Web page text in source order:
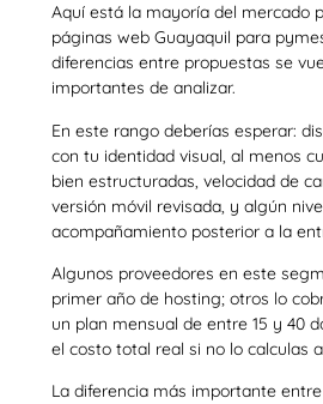
Aquí está la mayoría del mercado
páginas web Guayaquil para
diferencias entre propuestas se
importantes de analizar.
En este rango deberías esperar:
con tu identidad visual, al menos
bien estructuradas, velocidad de
versión móvil revisada, y algún
acompañamiento posterior a la
Algunos proveedores en este
primer año de hosting; otros lo
un plan mensual de entre 15 y 40
el costo total real si no lo calculas
La diferencia más importante